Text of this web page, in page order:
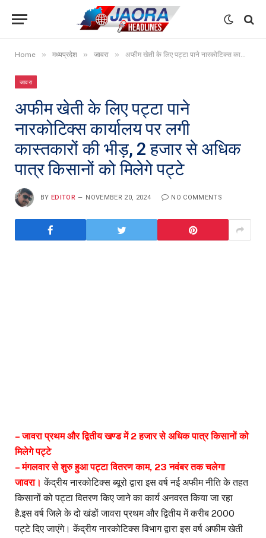
Home » मध्यप्रदेश » जावरा » अफीम खेती के लिए पट्टा पाने नारकोटिक्स कार्यालय पर लगी कास्तकारों की भीड़, 2 हजार से अधिक पात्र किसानों को मिलेगे पट्टे
जावरा
अफीम खेती के लिए पट्टा पाने
नारकोटिक्स कार्यालय पर लगी
कास्तकारों की भीड़, 2 हजार से अधिक
पात्र किसानों को मिलेगे पट्टे
BY EDITOR NOVEMBER 20, 2024 NO COMMENTS
– जावरा प्रथम और द्वितीय खण्ड में 2 हजार से अधिक पात्र किसानों को
मिलेगे पट्टे
– मंगलवार से शुरु हुआ पट्टा वितरण काम, 23 नवंबर तक चलेगा
जावरा। केंद्रीय नारकोटिक्स ब्यूरो द्वारा इस वर्ष नई अफीम नीति के तहत
किसानों को पट्टा वितरण किए जाने का कार्य अनवरत किया जा रहा
है.इस वर्ष जिले के दो खंडों जावरा प्रथम और द्वितीय में करीब 2000
पट्टे दिए जाएंगे। केंद्रीय नारकोटिक्स विभाग द्वारा इस वर्ष अफीम खेती